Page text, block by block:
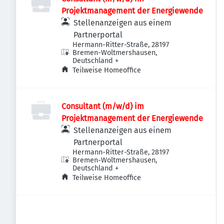
Projektmanagement der Energiewende
Stellenanzeigen aus einem
Partnerportal
Hermann-Ritter-Straße, 28197
Bremen-Woltmershausen,
Deutschland +
Teilweise Homeoffice
Consultant (m/w/d) im
Projektmanagement der Energiewende
Stellenanzeigen aus einem
Partnerportal
Hermann-Ritter-Straße, 28197
Bremen-Woltmershausen,
Deutschland +
Teilweise Homeoffice